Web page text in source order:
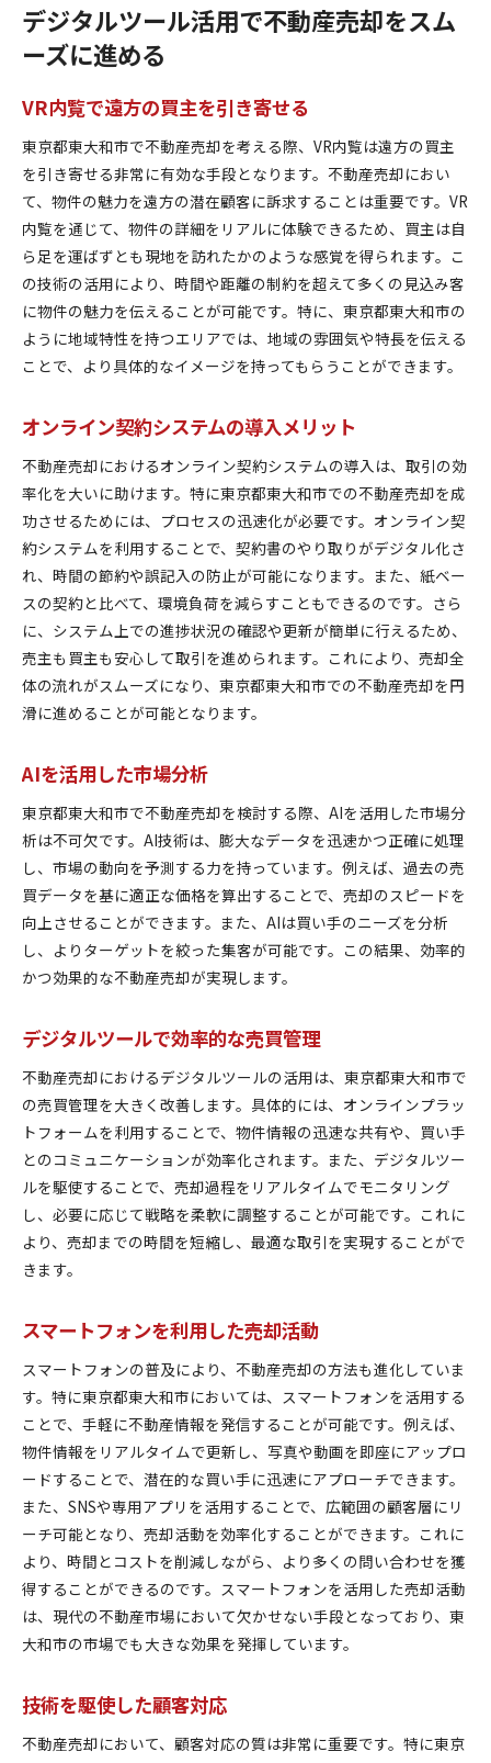
デジタルツール活用で不動産売却をスム
ーズに進める
VR内覧で遠方の買主を引き寄せる
東京都東大和市で不動産売却を考える際、VR内覧は遠方の買主
を引き寄せる非常に有効な手段となります。不動産売却におい
て、物件の魅力を遠方の潜在顧客に訴求することは重要です。VR
内覧を通じて、物件の詳細をリアルに体験できるため、買主は自
ら足を運ばずとも現地を訪れたかのような感覚を得られます。こ
の技術の活用により、時間や距離の制約を超えて多くの見込み客
に物件の魅力を伝えることが可能です。特に、東京都東大和市の
ように地域特性を持つエリアでは、地域の雰囲気や特長を伝える
ことで、より具体的なイメージを持ってもらうことができます。
オンライン契約システムの導入メリット
不動産売却におけるオンライン契約システムの導入は、取引の効
率化を大いに助けます。特に東京都東大和市での不動産売却を成
功させるためには、プロセスの迅速化が必要です。オンライン契
約システムを利用することで、契約書のやり取りがデジタル化さ
れ、時間の節約や誤記入の防止が可能になります。また、紙ベー
スの契約と比べて、環境負荷を減らすこともできるのです。さら
に、システム上での進捗状況の確認や更新が簡単に行えるため、
売主も買主も安心して取引を進められます。これにより、売却全
体の流れがスムーズになり、東京都東大和市での不動産売却を円
滑に進めることが可能となります。
AIを活用した市場分析
東京都東大和市で不動産売却を検討する際、AIを活用した市場分
析は不可欠です。AI技術は、膨大なデータを迅速かつ正確に処理
し、市場の動向を予測する力を持っています。例えば、過去の売
買データを基に適正な価格を算出することで、売却のスピードを
向上させることができます。また、AIは買い手のニーズを分析
し、よりターゲットを絞った集客が可能です。この結果、効率的
かつ効果的な不動産売却が実現します。
デジタルツールで効率的な売買管理
不動産売却におけるデジタルツールの活用は、東京都東大和市で
の売買管理を大きく改善します。具体的には、オンラインプラッ
トフォームを利用することで、物件情報の迅速な共有や、買い手
とのコミュニケーションが効率化されます。また、デジタルツー
ルを駆使することで、売却過程をリアルタイムでモニタリング
し、必要に応じて戦略を柔軟に調整することが可能です。これに
より、売却までの時間を短縮し、最適な取引を実現することがで
きます。
スマートフォンを利用した売却活動
スマートフォンの普及により、不動産売却の方法も進化していま
す。特に東京都東大和市においては、スマートフォンを活用する
ことで、手軽に不動産情報を発信することが可能です。例えば、
物件情報をリアルタイムで更新し、写真や動画を即座にアップロ
ードすることで、潜在的な買い手に迅速にアプローチできます。
また、SNSや専用アプリを活用することで、広範囲の顧客層にリ
ーチ可能となり、売却活動を効率化することができます。これに
より、時間とコストを削減しながら、より多くの問い合わせを獲
得することができるのです。スマートフォンを活用した売却活動
は、現代の不動産市場において欠かせない手段となっており、東
大和市の市場でも大きな効果を発揮しています。
技術を駆使した顧客対応
不動産売却において、顧客対応の質は非常に重要です。特に東京